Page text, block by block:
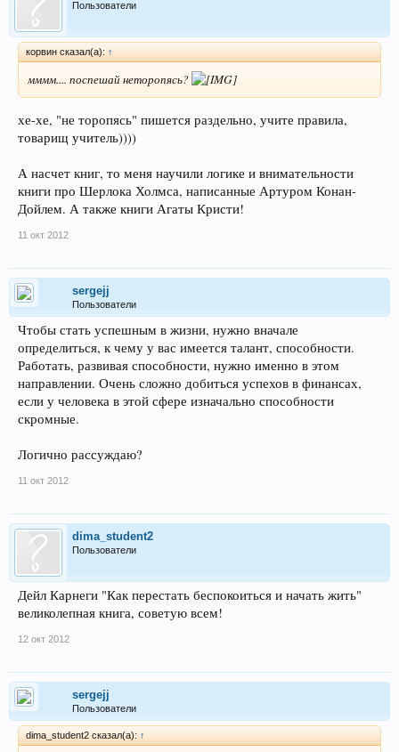
Пользователи
корвин сказал(а): ↑
мммм.... поспешай неторопясь?
хе-хе, "не торопясь" пишется раздельно, учите правила,
товарищ учитель))))
А насчет книг, то меня научили логике и внимательности
книги про Шерлока Холмса, написанные Артуром Конан-
Дойлем. А также книги Агаты Кристи!
11 окт 2012
sergejj
Пользователи
Чтобы стать успешным в жизни, нужно вначале
определиться, к чему у вас имеется талант, способности.
Работать, развивая способности, нужно именно в этом
направлении. Очень сложно добиться успехов в финансах,
если у человека в этой сфере изначально способности
скромные.
Логично рассуждаю?
11 окт 2012
dima_student2
Пользователи
Дейл Карнеги "Как перестать беспокоиться и начать жить"
великолепная книга, советую всем!
12 окт 2012
sergejj
Пользователи
dima_student2 сказал(а): ↑